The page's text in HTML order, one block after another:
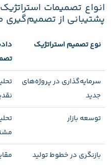
انواع تصمیمات
پشتیبانی از تصمیم‌گیری
نوع تصمیم استراتژیک
سرمایه‌گذاری در پروژه‌های
جدید
توسعه بازار
بازنگری در خطوط تولید